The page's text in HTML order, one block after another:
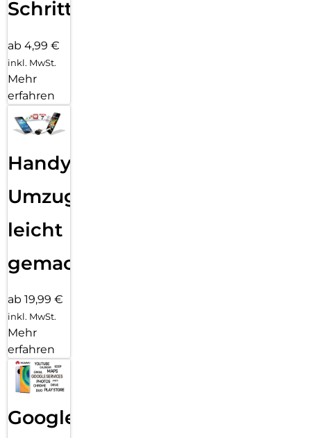
Schritten
ab 4,99 €
inkl. MwSt.
Mehr
erfahren
Handy
Umzug
leicht
gemacht!
ab 19,99 €
inkl. MwSt.
Mehr
erfahren
Google